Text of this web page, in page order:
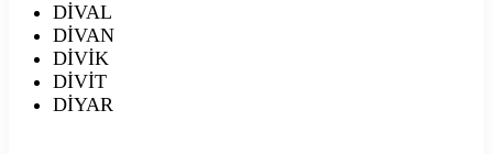
DİVAL
DİVAN
DİVİK
DİVİT
DİYAR